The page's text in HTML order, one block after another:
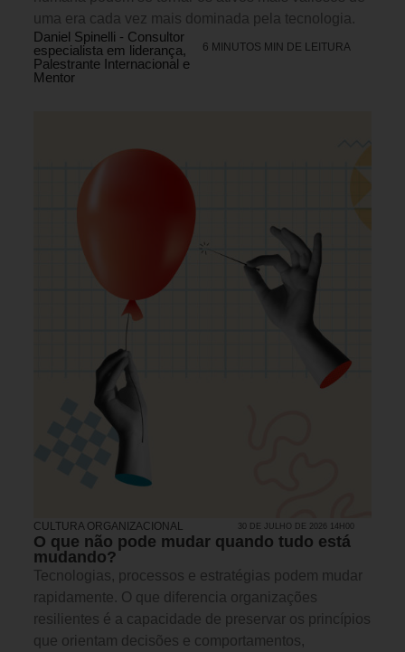
uma era cada vez mais dominada pela tecnologia.
Daniel Spinelli - Consultor
especialista em liderança,
Palestrante Internacional e
Mentor
6 MINUTOS MIN DE LEITURA
CULTURA ORGANIZACIONAL 30 DE JULHO DE 2026 14H00
O que não pode mudar quando tudo está
mudando?
Tecnologias, processos e estratégias podem mudar
rapidamente. O que diferencia organizações
resilientes é a capacidade de preservar os princípios
que orientam decisões e comportamentos,